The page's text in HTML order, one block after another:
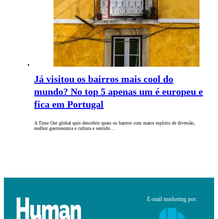
Já visitou os bairros mais cool do
mundo? No top 5 apenas um é europeu e
fica em Portugal
A Time Out global quis descobrir quais os bairros com maior espírito de diversão,
melhor gastronomia e cultura e sentido…
E-mail marketing por: